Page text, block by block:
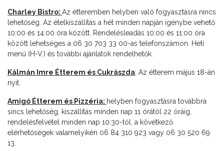
Charley Bistro: Az étteremben helyben való fogyasztásra nincs
lehetőség. Az ételkiszállítás a hét minden napján igénybe vehető
10:00 és 14:00 óra között. Rendelésleadás 10:00 és 11:00 óra
között lehetséges a 06 30 703 33 00-as telefonszámon. Heti
menü (H-V.) és további ajánlatok rendelhetők.
Kálmán Imre Étterem és Cukrászda: Az étterem május 18-án
nyit.
Amigó Étterem és Pizzéria: helyben fogyasztásra továbbra
sincs lehetőség, kiszállítás minden nap 11 órától 22 óráig,
rendelésfelvétel minden nap 10:30-tól, a következő
elérhetőségek valamelyikén 06 84 310 923 vagy 06 30 520 69
13.